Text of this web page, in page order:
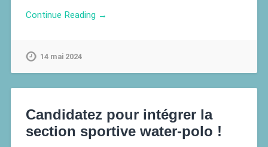
Continue Reading →
14 mai 2024
Candidatez pour intégrer la
section sportive water-polo !